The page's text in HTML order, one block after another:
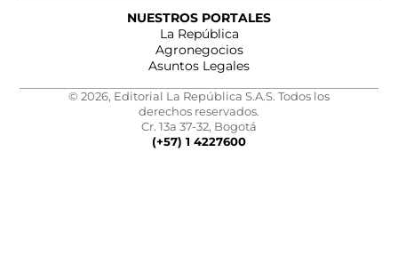
NUESTROS PORTALES
La República
Agronegocios
Asuntos Legales
© 2026, Editorial La República S.A.S. Todos los
derechos reservados.
Cr. 13a 37-32, Bogotá
(+57) 1 4227600